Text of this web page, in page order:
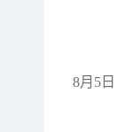
8月5日